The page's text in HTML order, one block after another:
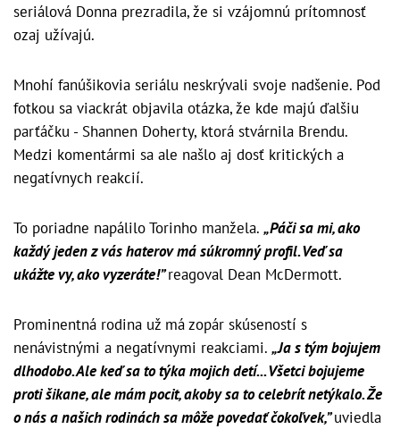
seriálová Donna prezradila, že si vzájomnú prítomnosť
ozaj užívajú.
Mnohí fanúšikovia seriálu neskrývali svoje nadšenie. Pod
fotkou sa viackrát objavila otázka, že kde majú ďalšiu
parťáčku - Shannen Doherty, ktorá stvárnila Brendu.
Medzi komentármi sa ale našlo aj dosť kritických a
negatívnych reakcií.
To poriadne napálilo Torinho manžela. „Páči sa mi, ako
každý jeden z vás haterov má súkromný profil. Veď sa
ukážte vy, ako vyzeráte!”reagoval Dean McDermott.
Prominentná rodina už má zopár skúseností s
nenávistnými a negatívnymi reakciami. „Ja s tým bojujem
dlhodobo. Ale keď sa to týka mojich detí... Všetci bojujeme
proti šikane, ale mám pocit, akoby sa to celebrít netýkalo. Že
o nás a našich rodinách sa môže povedať čokoľvek,”uviedla